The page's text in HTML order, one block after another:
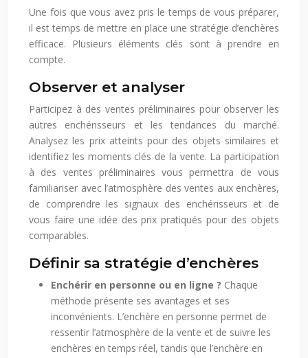
Une fois que vous avez pris le temps de vous préparer,
il est temps de mettre en place une stratégie d’enchères
efficace. Plusieurs éléments clés sont à prendre en
compte.
Observer et analyser
Participez à des ventes préliminaires pour observer les
autres enchérisseurs et les tendances du marché.
Analysez les prix atteints pour des objets similaires et
identifiez les moments clés de la vente. La participation
à des ventes préliminaires vous permettra de vous
familiariser avec l’atmosphère des ventes aux enchères,
de comprendre les signaux des enchérisseurs et de
vous faire une idée des prix pratiqués pour des objets
comparables.
Définir sa stratégie d’enchères
Enchérir en personne ou en ligne ? Chaque
méthode présente ses avantages et ses
inconvénients. L’enchère en personne permet de
ressentir l’atmosphère de la vente et de suivre les
enchères en temps réel, tandis que l’enchère en